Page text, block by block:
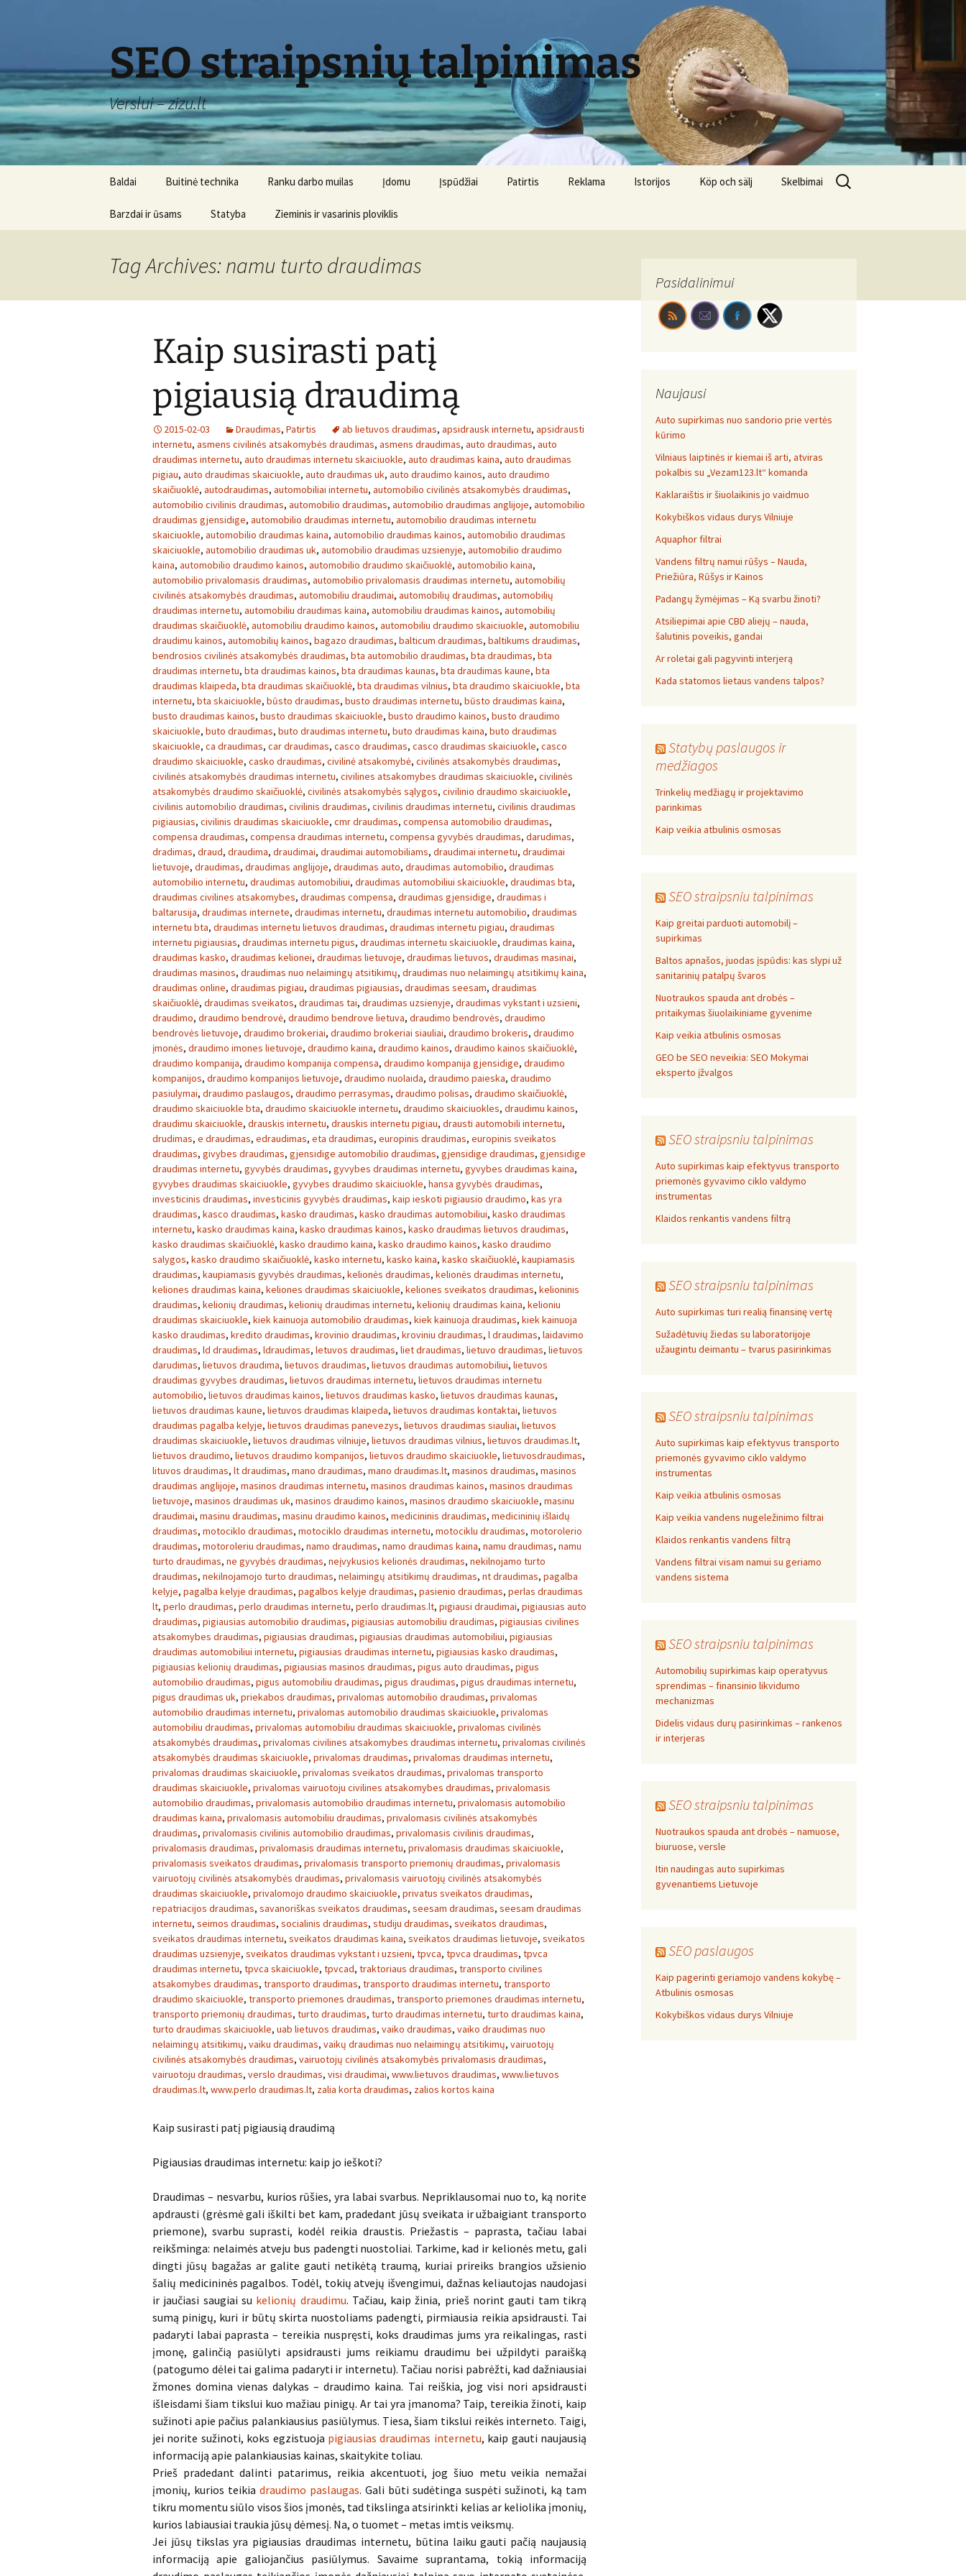
SEO straipsnių talpinimas
Verslui – zizu.lt
Baldai Buitinė technika Ranku darbo muilas Įdomu Įspūdžiai Patirtis Reklama Istorijos Köp och sälj Skelbimai
Barzdai ir ūsams Statyba Zieminis ir vasarinis ploviklis
Search
for:
Tag Archives: namu turto draudimas
Kaip susirasti patį
pigiausią draudimą
2015-02-03 Draudimas, Patirtis ab lietuvos draudimas, apsidrausk internetu, apsidrausti
internetu, asmens civilinės atsakomybės draudimas, asmens draudimas, auto draudimas, auto
draudimas internetu, auto draudimas internetu skaiciuokle, auto draudimas kaina, auto draudimas
pigiau, auto draudimas skaiciuokle, auto draudimas uk, auto draudimo kainos, auto draudimo
skaičiuoklė, autodraudimas, automobiliai internetu, automobilio civilinės atsakomybės draudimas,
automobilio civilinis draudimas, automobilio draudimas, automobilio draudimas anglijoje, automobilio
draudimas gjensidige, automobilio draudimas internetu, automobilio draudimas internetu
skaiciuokle, automobilio draudimas kaina, automobilio draudimas kainos, automobilio draudimas
skaiciuokle, automobilio draudimas uk, automobilio draudimas uzsienyje, automobilio draudimo
kaina, automobilio draudimo kainos, automobilio draudimo skaičiuoklė, automobilio kaina,
automobilio privalomasis draudimas, automobilio privalomasis draudimas internetu, automobilių
civilinės atsakomybės draudimas, automobiliu draudimai, automobilių draudimas, automobilių
draudimas internetu, automobiliu draudimas kaina, automobiliu draudimas kainos, automobilių
draudimas skaičiuoklė, automobiliu draudimo kainos, automobiliu draudimo skaiciuokle, automobiliu
draudimu kainos, automobilių kainos, bagazo draudimas, balticum draudimas, baltikums draudimas,
bendrosios civilinės atsakomybės draudimas, bta automobilio draudimas, bta draudimas, bta
draudimas internetu, bta draudimas kainos, bta draudimas kaunas, bta draudimas kaune, bta
draudimas klaipeda, bta draudimas skaičiuoklė, bta draudimas vilnius, bta draudimo skaiciuokle, bta
internetu, bta skaiciuokle, būsto draudimas, busto draudimas internetu, būsto draudimas kaina,
busto draudimas kainos, busto draudimas skaiciuokle, busto draudimo kainos, busto draudimo
skaiciuokle, buto draudimas, buto draudimas internetu, buto draudimas kaina, buto draudimas
skaiciuokle, ca draudimas, car draudimas, casco draudimas, casco draudimas skaiciuokle, casco
draudimo skaiciuokle, casko draudimas, civilinė atsakomybė, civilinės atsakomybės draudimas,
civilinės atsakomybės draudimas internetu, civilines atsakomybes draudimas skaiciuokle, civilinės
atsakomybės draudimo skaičiuoklė, civilinės atsakomybės sąlygos, civilinio draudimo skaiciuokle,
civilinis automobilio draudimas, civilinis draudimas, civilinis draudimas internetu, civilinis draudimas
pigiausias, civilinis draudimas skaiciuokle, cmr draudimas, compensa automobilio draudimas,
compensa draudimas, compensa draudimas internetu, compensa gyvybės draudimas, darudimas,
dradimas, draud, draudima, draudimai, draudimai automobiliams, draudimai internetu, draudimai
lietuvoje, draudimas, draudimas anglijoje, draudimas auto, draudimas automobilio, draudimas
automobilio internetu, draudimas automobiliui, draudimas automobiliui skaiciuokle, draudimas bta,
draudimas civilines atsakomybes, draudimas compensa, draudimas gjensidige, draudimas i
baltarusija, draudimas internete, draudimas internetu, draudimas internetu automobilio, draudimas
internetu bta, draudimas internetu lietuvos draudimas, draudimas internetu pigiau, draudimas
internetu pigiausias, draudimas internetu pigus, draudimas internetu skaiciuokle, draudimas kaina,
draudimas kasko, draudimas kelionei, draudimas lietuvoje, draudimas lietuvos, draudimas masinai,
draudimas masinos, draudimas nuo nelaimingų atsitikimų, draudimas nuo nelaimingų atsitikimų kaina,
draudimas online, draudimas pigiau, draudimas pigiausias, draudimas seesam, draudimas
skaičiuoklė, draudimas sveikatos, draudimas tai, draudimas uzsienyje, draudimas vykstant i uzsieni,
draudimo, draudimo bendrovė, draudimo bendrove lietuva, draudimo bendrovės, draudimo
bendrovės lietuvoje, draudimo brokeriai, draudimo brokeriai siauliai, draudimo brokeris, draudimo
įmonės, draudimo imones lietuvoje, draudimo kaina, draudimo kainos, draudimo kainos skaičiuoklė,
draudimo kompanija, draudimo kompanija compensa, draudimo kompanija gjensidige, draudimo
kompanijos, draudimo kompanijos lietuvoje, draudimo nuolaida, draudimo paieska, draudimo
pasiulymai, draudimo paslaugos, draudimo perrasymas, draudimo polisas, draudimo skaičiuoklė,
draudimo skaiciuokle bta, draudimo skaiciuokle internetu, draudimo skaiciuokles, draudimu kainos,
draudimu skaiciuokle, drauskis internetu, drauskis internetu pigiau, drausti automobili internetu,
drudimas, e draudimas, edraudimas, eta draudimas, europinis draudimas, europinis sveikatos
draudimas, givybes draudimas, gjensidige automobilio draudimas, gjensidige draudimas, gjensidige
draudimas internetu, gyvybės draudimas, gyvybes draudimas internetu, gyvybes draudimas kaina,
gyvybes draudimas skaiciuokle, gyvybes draudimo skaiciuokle, hansa gyvybės draudimas,
investicinis draudimas, investicinis gyvybės draudimas, kaip ieskoti pigiausio draudimo, kas yra
draudimas, kasco draudimas, kasko draudimas, kasko draudimas automobiliui, kasko draudimas
internetu, kasko draudimas kaina, kasko draudimas kainos, kasko draudimas lietuvos draudimas,
kasko draudimas skaičiuoklė, kasko draudimo kaina, kasko draudimo kainos, kasko draudimo
salygos, kasko draudimo skaičiuoklė, kasko internetu, kasko kaina, kasko skaičiuoklė, kaupiamasis
draudimas, kaupiamasis gyvybės draudimas, kelionės draudimas, kelionės draudimas internetu,
keliones draudimas kaina, keliones draudimas skaiciuokle, keliones sveikatos draudimas, kelioninis
draudimas, kelionių draudimas, kelionių draudimas internetu, kelionių draudimas kaina, kelioniu
draudimas skaiciuokle, kiek kainuoja automobilio draudimas, kiek kainuoja draudimas, kiek kainuoja
kasko draudimas, kredito draudimas, krovinio draudimas, kroviniu draudimas, l draudimas, laidavimo
draudimas, ld draudimas, ldraudimas, letuvos draudimas, liet draudimas, lietuvo draudimas, lietuvos
darudimas, lietuvos draudima, lietuvos draudimas, lietuvos draudimas automobiliui, lietuvos
draudimas gyvybes draudimas, lietuvos draudimas internetu, lietuvos draudimas internetu
automobilio, lietuvos draudimas kainos, lietuvos draudimas kasko, lietuvos draudimas kaunas,
lietuvos draudimas kaune, lietuvos draudimas klaipeda, lietuvos draudimas kontaktai, lietuvos
draudimas pagalba kelyje, lietuvos draudimas panevezys, lietuvos draudimas siauliai, lietuvos
draudimas skaiciuokle, lietuvos draudimas vilniuje, lietuvos draudimas vilnius, lietuvos draudimas.lt,
lietuvos draudimo, lietuvos draudimo kompanijos, lietuvos draudimo skaiciuokle, lietuvosdraudimas,
lituvos draudimas, lt draudimas, mano draudimas, mano draudimas.lt, masinos draudimas, masinos
draudimas anglijoje, masinos draudimas internetu, masinos draudimas kainos, masinos draudimas
lietuvoje, masinos draudimas uk, masinos draudimo kainos, masinos draudimo skaiciuokle, masinu
draudimai, masinu draudimas, masinu draudimo kainos, medicininis draudimas, medicininių išlaidų
draudimas, motociklo draudimas, motociklo draudimas internetu, motociklu draudimas, motorolerio
draudimas, motoroleriu draudimas, namo draudimas, namo draudimas kaina, namu draudimas, namu
turto draudimas, ne gyvybės draudimas, neįvykusios kelionės draudimas, nekilnojamo turto
draudimas, nekilnojamojo turto draudimas, nelaimingų atsitikimų draudimas, nt draudimas, pagalba
kelyje, pagalba kelyje draudimas, pagalbos kelyje draudimas, pasienio draudimas, perlas draudimas
lt, perlo draudimas, perlo draudimas internetu, perlo draudimas.lt, pigiausi draudimai, pigiausias auto
draudimas, pigiausias automobilio draudimas, pigiausias automobiliu draudimas, pigiausias civilines
atsakomybes draudimas, pigiausias draudimas, pigiausias draudimas automobiliui, pigiausias
draudimas automobiliui internetu, pigiausias draudimas internetu, pigiausias kasko draudimas,
pigiausias kelionių draudimas, pigiausias masinos draudimas, pigus auto draudimas, pigus
automobilio draudimas, pigus automobiliu draudimas, pigus draudimas, pigus draudimas internetu,
pigus draudimas uk, priekabos draudimas, privalomas automobilio draudimas, privalomas
automobilio draudimas internetu, privalomas automobilio draudimas skaiciuokle, privalomas
automobiliu draudimas, privalomas automobiliu draudimas skaiciuokle, privalomas civilinės
atsakomybės draudimas, privalomas civilines atsakomybes draudimas internetu, privalomas civilinės
atsakomybės draudimas skaiciuokle, privalomas draudimas, privalomas draudimas internetu,
privalomas draudimas skaiciuokle, privalomas sveikatos draudimas, privalomas transporto
draudimas skaiciuokle, privalomas vairuotoju civilines atsakomybes draudimas, privalomasis
automobilio draudimas, privalomasis automobilio draudimas internetu, privalomasis automobilio
draudimas kaina, privalomasis automobiliu draudimas, privalomasis civilinės atsakomybės
draudimas, privalomasis civilinis automobilio draudimas, privalomasis civilinis draudimas,
privalomasis draudimas, privalomasis draudimas internetu, privalomasis draudimas skaiciuokle,
privalomasis sveikatos draudimas, privalomasis transporto priemonių draudimas, privalomasis
vairuotojų civilinės atsakomybės draudimas, privalomasis vairuotojų civilinės atsakomybės
draudimas skaiciuokle, privalomojo draudimo skaiciuokle, privatus sveikatos draudimas,
repatriacijos draudimas, savanoriškas sveikatos draudimas, seesam draudimas, seesam draudimas
internetu, seimos draudimas, socialinis draudimas, studiju draudimas, sveikatos draudimas,
sveikatos draudimas internetu, sveikatos draudimas kaina, sveikatos draudimas lietuvoje, sveikatos
draudimas uzsienyje, sveikatos draudimas vykstant i uzsieni, tpvca, tpvca draudimas, tpvca
draudimas internetu, tpvca skaiciuokle, tpvcad, traktoriaus draudimas, transporto civilines
atsakomybes draudimas, transporto draudimas, transporto draudimas internetu, transporto
draudimo skaiciuokle, transporto priemones draudimas, transporto priemones draudimas internetu,
transporto priemonių draudimas, turto draudimas, turto draudimas internetu, turto draudimas kaina,
turto draudimas skaiciuokle, uab lietuvos draudimas, vaiko draudimas, vaiko draudimas nuo
nelaimingų atsitikimų, vaiku draudimas, vaikų draudimas nuo nelaimingų atsitikimų, vairuotojų
civilinės atsakomybės draudimas, vairuotojų civilinės atsakomybės privalomasis draudimas,
vairuotoju draudimas, verslo draudimas, visi draudimai, www.lietuvos draudimas, www.lietuvos
draudimas.lt, www.perlo draudimas.lt, zalia korta draudimas, zalios kortos kaina
Kaip susirasti patį pigiausią draudimą
Pigiausias draudimas internetu: kaip jo ieškoti?
Draudimas – nesvarbu, kurios rūšies, yra labai svarbus. Nepriklausomai nuo to, ką norite
apdrausti (grėsmė gali iškilti bet kam, pradedant jūsų sveikata ir užbaigiant transporto
priemone), svarbu suprasti, kodėl reikia draustis. Priežastis – paprasta, tačiau labai
reikšminga: nelaimės atveju bus padengti nuostoliai. Tarkime, kad ir kelionės metu, gali
dingti jūsų bagažas ar galite gauti netikėtą traumą, kuriai prireiks brangios užsienio
šalių medicininės pagalbos. Todėl, tokių atvejų išvengimui, dažnas keliautojas naudojasi
ir jaučiasi saugiai su kelionių draudimu. Tačiau, kaip žinia, prieš norint gauti tam tikrą
sumą pinigų, kuri ir būtų skirta nuostoliams padengti, pirmiausia reikia apsidrausti. Tai
padaryti labai paprasta – tereikia nuspręsti, koks draudimas jums yra reikalingas, rasti
įmonę, galinčią pasiūlyti apsidrausti jums reikiamu draudimu bei užpildyti paraišką
(patogumo dėlei tai galima padaryti ir internetu). Tačiau norisi pabrėžti, kad dažniausiai
žmones domina vienas dalykas – draudimo kaina. Tai reiškia, jog visi nori apsidrausti
išleisdami šiam tikslui kuo mažiau pinigų. Ar tai yra įmanoma? Taip, tereikia žinoti, kaip
sužinoti apie pačius palankiausius pasiūlymus. Tiesa, šiam tikslui reikės interneto. Taigi,
jei norite sužinoti, koks egzistuoja pigiausias draudimas internetu, kaip gauti naujausią
informaciją apie palankiausias kainas, skaitykite toliau.
Prieš pradedant dalinti patarimus, reikia akcentuoti, jog šiuo metu veikia nemažai
įmonių, kurios teikia draudimo paslaugas. Gali būti sudėtinga suspėti sužinoti, ką tam
tikru momentu siūlo visos šios įmonės, tad tikslinga atsirinkti kelias ar keliolika įmonių,
kurios labiausiai traukia jūsų dėmesį. Na, o tuomet – metas imtis veiksmų.
Jei jūsų tikslas yra pigiausias draudimas internetu, būtina laiku gauti pačią naujausią
informaciją apie galiojančius pasiūlymus. Savaime suprantama, tokią informaciją
Pasidalinimui
Naujausi
Auto supirkimas nuo sandorio prie vertės
kūrimo
Vilniaus laiptinės ir kiemai iš arti, atviras
pokalbis su „Vezam123.lt“ komanda
Kaklaraištis ir šiuolaikinis jo vaidmuo
Kokybiškos vidaus durys Vilniuje
Aquaphor filtrai
Vandens filtrų namui rūšys – Nauda,
Priežiūra, Rūšys ir Kainos
Padangų žymėjimas – Ką svarbu žinoti?
Atsiliepimai apie CBD aliejų – nauda,
šalutinis poveikis, gandai
Ar roletai gali pagyvinti interjerą
Kada statomos lietaus vandens talpos?
Statybų paslaugos ir
medžiagos
Trinkelių medžiagų ir projektavimo
parinkimas
Kaip veikia atbulinis osmosas
SEO straipsniu talpinimas
Kaip greitai parduoti automobilį –
supirkimas
Baltos apnašos, juodas įspūdis: kas slypi už
sanitarinių patalpų švaros
Nuotraukos spauda ant drobės –
pritaikymas šiuolaikiniame gyvenime
Kaip veikia atbulinis osmosas
GEO be SEO neveikia: SEO Mokymai
eksperto įžvalgos
SEO straipsniu talpinimas
Auto supirkimas kaip efektyvus transporto
priemonės gyvavimo ciklo valdymo
instrumentas
Klaidos renkantis vandens filtrą
SEO straipsniu talpinimas
Auto supirkimas turi realią finansinę vertę
Sužadėtuvių žiedas su laboratorijoje
užaugintu deimantu – tvarus pasirinkimas
SEO straipsniu talpinimas
Auto supirkimas kaip efektyvus transporto
priemonės gyvavimo ciklo valdymo
instrumentas
Kaip veikia atbulinis osmosas
Kaip veikia vandens nugeležinimo filtrai
Klaidos renkantis vandens filtrą
Vandens filtrai visam namui su geriamo
vandens sistema
SEO straipsniu talpinimas
Automobilių supirkimas kaip operatyvus
sprendimas – finansinio likvidumo
mechanizmas
Didelis vidaus durų pasirinkimas – rankenos
ir interjeras
SEO straipsniu talpinimas
Nuotraukos spauda ant drobės – namuose,
biuruose, versle
Itin naudingas auto supirkimas
gyvenantiems Lietuvoje
SEO paslaugos
Kaip pagerinti geriamojo vandens kokybę –
Atbulinis osmosas
Kokybiškos vidaus durys Vilniuje